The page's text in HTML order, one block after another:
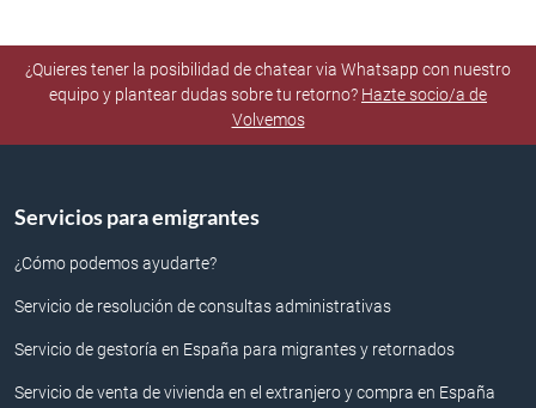
¿Quieres tener la posibilidad de chatear via Whatsapp con nuestro
equipo y plantear dudas sobre tu retorno? Hazte socio/a de
Volvemos
Servicios para emigrantes
¿Cómo podemos ayudarte?
Servicio de resolución de consultas administrativas
Servicio de gestoría en España para migrantes y retornados
Servicio de venta de vivienda en el extranjero y compra en España